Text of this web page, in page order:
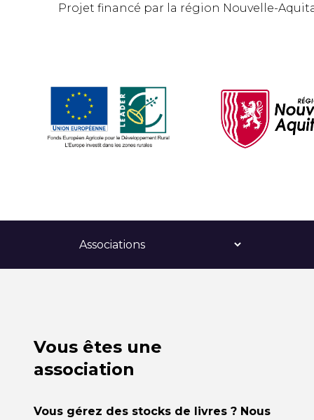
Projet financé par la région Nouvelle-
Vous êtes une
association
Vous gérez des stocks de livres ? Nous